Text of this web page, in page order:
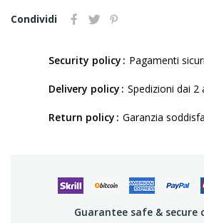
Condividi
Security policy Pagamenti
Delivery policy Spedizioni dai 2
Return policy Garanzia
Guarantee safe & secure